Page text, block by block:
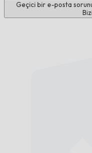
Geçici bir e-posta sorunu